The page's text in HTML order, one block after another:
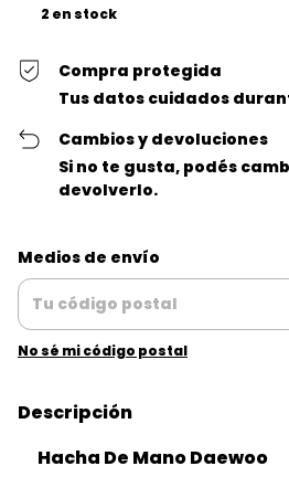
2 en stock
Compra protegida
Tus datos cuidados
Cambios y devoluciones
Si no te gusta, podés
devolverlo.
Entregas para el CP:
Medios de envío
No sé mi código postal
Descripción
Hacha De Mano Daewoo